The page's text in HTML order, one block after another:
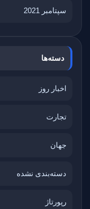
سپتامبر 2021
دسته‌ها
اخبار روز
تجارت
جهان
دسته‌بندی نشده
رپورتاژ